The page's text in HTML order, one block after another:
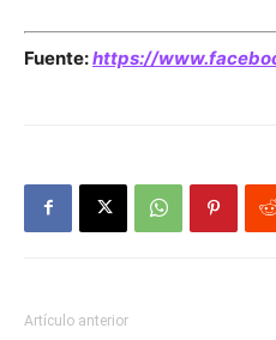
Fuente:https://
Artículo anterior